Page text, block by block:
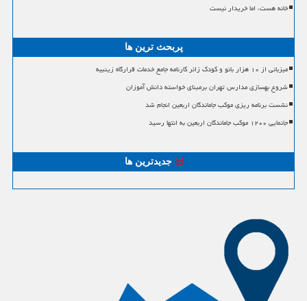
خانه هست، اما خریدار نیست
پربحث ترین ها
میزبانی از ۱۰ هزار بانو و کودک زائر کارنامه جامع خدمات قرارگاه زینبیه
شروع بهسازی مدارس تهران برمبنای خواسته دانش آموزان
نشست برنامه ریزی موکب جاماندگان اربعین انجام شد
جانمایی ۱۲۰۰ موکب جاماندگان اربعین به انتها رسید
جدیدترین ها